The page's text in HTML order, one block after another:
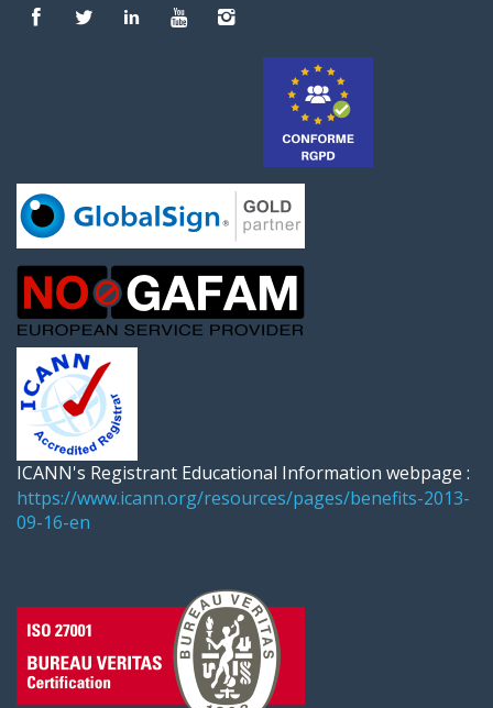
ICANN's Registrant Educational Information webpage :
https://www.icann.org/resources/pages/benefits-2013-
09-16-en